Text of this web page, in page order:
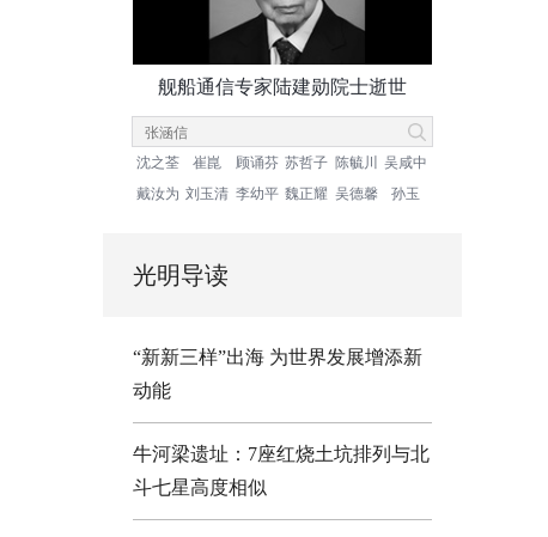
舰船通信专家陆建勋院士逝世
沈之荃 崔崑 顾诵芬 苏哲子 陈毓川
吴咸中
戴汝为 刘玉清 李幼平 魏正耀 吴德馨 孙玉
光明导读
“新新三样”出海 为世界发展增添新
动能
牛河梁遗址：7座红烧土坑排列与北
斗七星高度相似